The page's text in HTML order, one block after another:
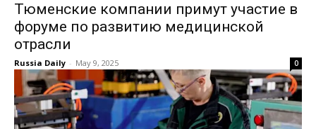
Тюменские компании примут участие в
форуме по развитию медицинской
отрасли
Russia Daily - May 9, 2025 0